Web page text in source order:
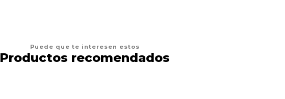
Puede que te interesen estos
Productos recomendados